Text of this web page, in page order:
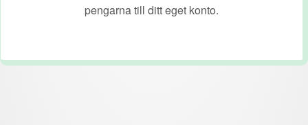
pengarna till ditt eget konto.